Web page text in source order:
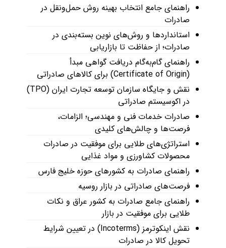
راهنمای جامع انتخاب بهینه روش حمل‌ونقل در
صادرات
استانداردها و روش‌های نوین بسته‌بندی در
صادرات؛ از حفاظت تا بازاریابی
راهنمای گام‌به‌گام دریافت گواهی مبدأ
(Certificate of Origin) برای کالاهای صادراتی
نقش و جایگاه سازمان توسعه تجارت ایران (TPO)
در اکوسیستم صادراتی
صادرات خدمات فنی و مهندسی؛ الزامات،
فرصت‌ها و چالش‌های کلیدی
استراتژی‌های طلایی برای موفقیت در صادرات
محصولات کشاورزی و مواد غذایی
راهنمای صادرات به کشورهای حوزه خلیج فارس
فرصت‌های صادراتی در بازار روسیه
راهنمای جامع صادرات به کشور عراق و نکات
طلایی برای موفقیت در بازار
نقش اینکوترمز (Incoterms) در تعیین شرایط
تحویل کالا در صادرات